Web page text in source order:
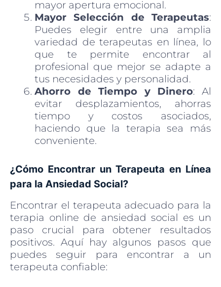
mayor apertura emocional.
Mayor Selección de Terapeutas:
Puedes elegir entre una amplia
variedad de terapeutas en línea, lo
que te permite encontrar al
profesional que mejor se adapte a
tus necesidades y personalidad.
Ahorro de Tiempo y Dinero: Al
evitar desplazamientos, ahorras
tiempo y costos asociados,
haciendo que la terapia sea más
conveniente.
¿Cómo Encontrar un Terapeuta en Línea
para la Ansiedad Social?
Encontrar el terapeuta adecuado para la
terapia online de ansiedad social es un
paso crucial para obtener resultados
positivos. Aquí hay algunos pasos que
puedes seguir para encontrar a un
terapeuta confiable: